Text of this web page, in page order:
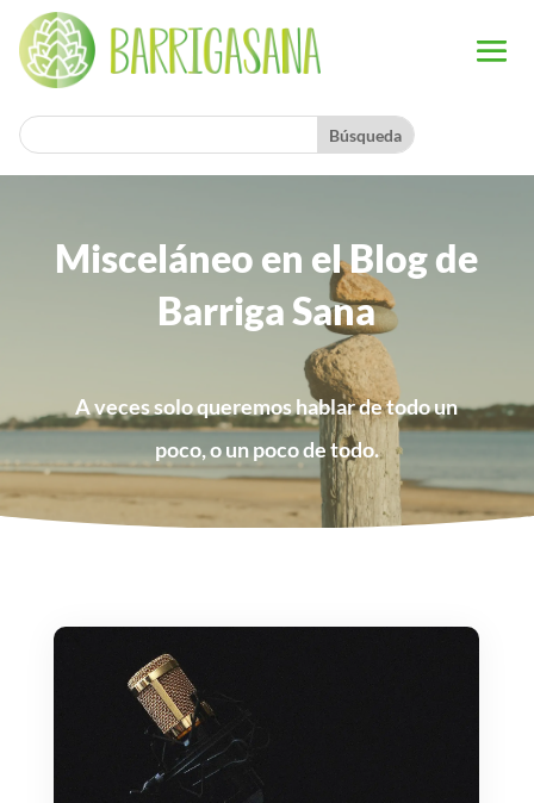
Misceláneo en el Blog de
Barriga Sana
A veces solo queremos hablar de todo un
poco, o un poco de todo.